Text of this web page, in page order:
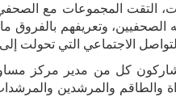
التقت المجموعات مع
الصحفيين، وتعريفهم بالفروق
الاجتماعي التي تحولت
كل من مدير مركز
والطاقم والمرشدين